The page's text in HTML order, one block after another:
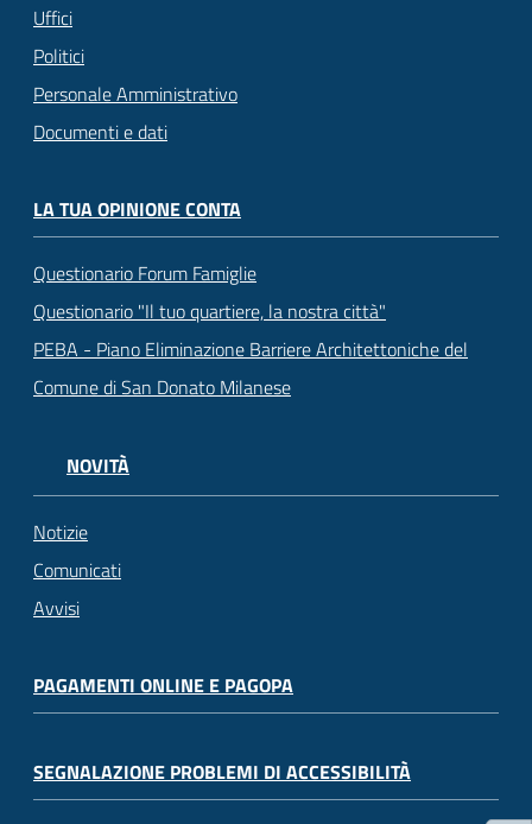
Uffici
Politici
Personale Amministrativo
Documenti e dati
LA TUA OPINIONE CONTA
Questionario Forum Famiglie
Questionario "Il tuo quartiere, la nostra città"
PEBA - Piano Eliminazione Barriere Architettoniche del
Comune di San Donato Milanese
NOVITÀ
Notizie
Comunicati
Avvisi
PAGAMENTI ONLINE E PAGOPA
SEGNALAZIONE PROBLEMI DI ACCESSIBILITÀ